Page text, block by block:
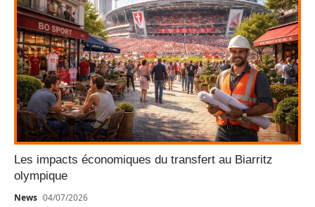
Les impacts économiques du transfert au Biarritz
olympique
News 04/07/2026